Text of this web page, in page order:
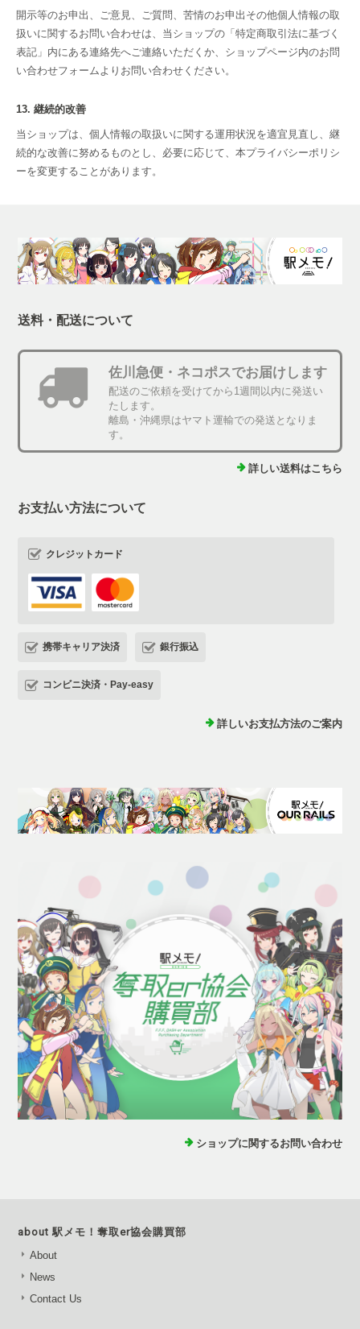
開示等のお申出、ご意見、ご質問、苦情のお申出その他個人情報の取
扱いに関するお問い合わせは、当ショップの「特定商取引法に基づく
表記」内にある連絡先へご連絡いただくか、ショップページ内のお問
い合わせフォームよりお問い合わせください。
13. 継続的改善
当ショップは、個人情報の取扱いに関する運用状況を適宜見直し、継
続的な改善に努めるものとし、必要に応じて、本プライバシーポリシ
ーを変更することがあります。
送料・配送について
佐川急便・ネコポスでお届けします
配送のご依頼を受けてから1週間以内に発送い
たします。
離島・沖縄県はヤマト運輸での発送となりま
す。
詳しい送料はこちら
お支払い方法について
クレジットカード
携帯キャリア決済 銀行振込
コンビニ決済・Pay-easy
詳しいお支払方法のご案内
ショップに関するお問い合わせ
about 駅メモ！奪取er協会購買部
About
News
Contact Us